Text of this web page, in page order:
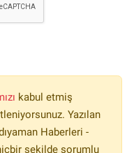
kabul etmiş
Yazılan
Haberleri -
şekilde sorumlu